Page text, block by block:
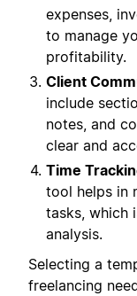
expenses,
to manage
profitability.
Client
include
notes, and
clear and
Time
tool helps in
tasks, which
analysis.
Selecting a
freelancing